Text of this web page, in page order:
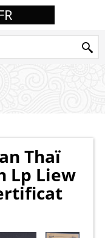
Thaï
Lp Liew